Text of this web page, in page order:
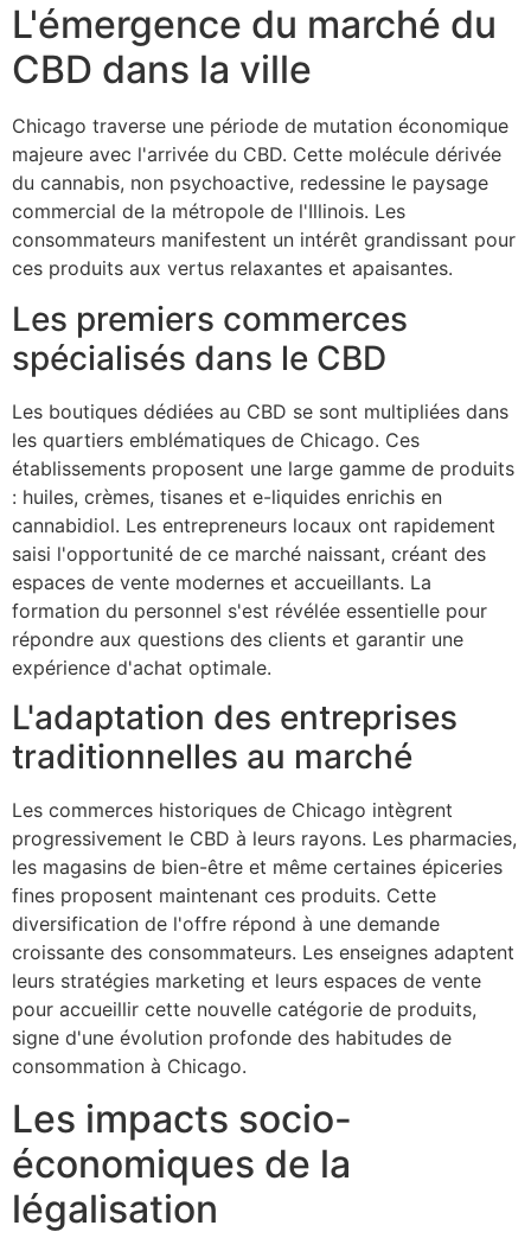
L'émergence du marché du
CBD dans la ville
Chicago traverse une période de mutation économique
majeure avec l'arrivée du CBD. Cette molécule dérivée
du cannabis, non psychoactive, redessine le paysage
commercial de la métropole de l'Illinois. Les
consommateurs manifestent un intérêt grandissant pour
ces produits aux vertus relaxantes et apaisantes.
Les premiers commerces
spécialisés dans le CBD
Les boutiques dédiées au CBD se sont multipliées dans
les quartiers emblématiques de Chicago. Ces
établissements proposent une large gamme de produits
: huiles, crèmes, tisanes et e-liquides enrichis en
cannabidiol. Les entrepreneurs locaux ont rapidement
saisi l'opportunité de ce marché naissant, créant des
espaces de vente modernes et accueillants. La
formation du personnel s'est révélée essentielle pour
répondre aux questions des clients et garantir une
expérience d'achat optimale.
L'adaptation des entreprises
traditionnelles au marché
Les commerces historiques de Chicago intègrent
progressivement le CBD à leurs rayons. Les pharmacies,
les magasins de bien-être et même certaines épiceries
fines proposent maintenant ces produits. Cette
diversification de l'offre répond à une demande
croissante des consommateurs. Les enseignes adaptent
leurs stratégies marketing et leurs espaces de vente
pour accueillir cette nouvelle catégorie de produits,
signe d'une évolution profonde des habitudes de
consommation à Chicago.
Les impacts socio-
économiques de la
légalisation